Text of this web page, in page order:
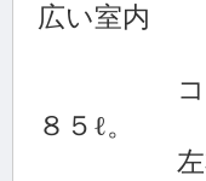
広い室内
コンパク
８５ℓ。
左右分